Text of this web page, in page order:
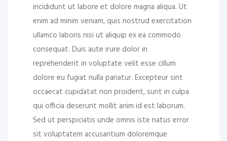
incididunt ut labore et dolore magna aliqua. Ut
enim ad minim veniam, quis nostrud exercitation
ullamco laboris nisi ut aliquip ex ea commodo
consequat. Duis aute irure dolor in
reprehenderit in voluptate velit esse cillum
dolore eu fugiat nulla pariatur. Excepteur sint
occaecat cupidatat non proident, sunt in culpa
qui officia deserunt mollit anim id est laborum.
Sed ut perspiciatis unde omnis iste natus error
sit voluptatem accusantium doloremque